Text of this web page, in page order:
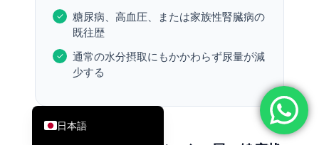
糖尿病、高血圧、または家族性腎臓病の
既往歴
通常の水分摂取にもかかわらず尿量が減
少する
日本語
Deutsch
العربية
Français
עִבְרִית